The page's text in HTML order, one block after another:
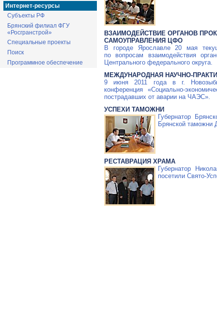
Интернет-ресурсы
Субъекты РФ
Брянский филиал ФГУ
«Росгранстрой»
Специальные проекты
Поиск
Программное обеспечение
ВЗАИМОДЕЙСТВИЕ ОРГАНОВ
САМОУПРАВЛЕНИЯ ЦФО
В городе Ярославле 20 мая
по вопросам взаимодействия
Центрального федерального округа.
МЕЖДУНАРОДНАЯ НАУЧНО-
9 июня 2011 года в г.
конференция «Социально-
пострадавших от аварии на ЧАЭС».
УСПЕХИ ТАМОЖНИ
Губернатор
Брянской
РЕСТАВРАЦИЯ ХРАМА
Губернатор
посетили Свято-